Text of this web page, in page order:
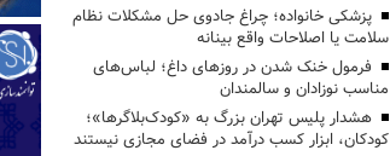
پزشکی خانواده؛ چراغ جادوی حل مشکلات نظام
سلامت یا اصلاحات واقع بینانه
فرمول خنک شدن در روزهای داغ؛ لباس‌های
مناسب نوزادان و سالمندان
هشدار پلیس تهران بزرگ به «کودک‌بلاگرها»؛
کودکان، ابزار کسب درآمد در فضای مجازی نیستند